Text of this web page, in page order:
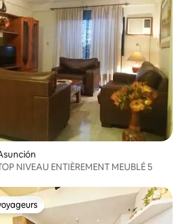
NIVEAU ENTIÈREMENT MEUBLÉ 5